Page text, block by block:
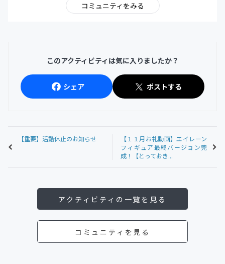
コミュニティをみる
このアクティビティは気に入りましたか？
シェア ポストする
【重要】活動休止のお知らせ
【１１月お礼動画】エイレーン
フィギュア最終バージョン完
成！【とっておき...
アクティビティの一覧を見る
コミュニティを見る